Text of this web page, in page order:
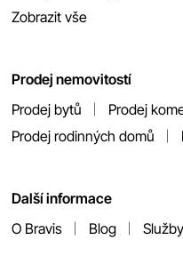
Zobrazit vše
Prodej nemovitostí
Prodej bytů
Prodej
Prodej rodinných domů
Další informace
O Bravis
Blog Služby